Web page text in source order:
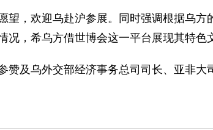
，欢迎乌赴沪参展。同时强调根据乌方
，希乌方借世博会这一平台展现其特色
乌外交部经济事务总司司长、亚非大